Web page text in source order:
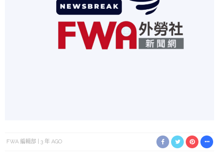
FWA 編輯部 3 年 AGO